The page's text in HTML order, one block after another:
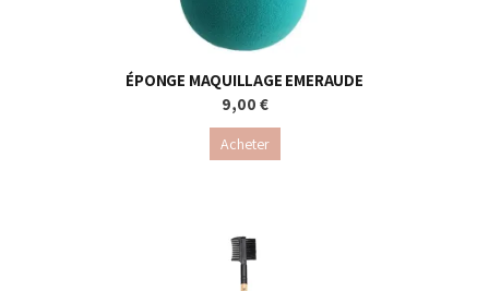
ÉPONGE MAQUILLAGE EMERAUDE
9,00 €
Acheter